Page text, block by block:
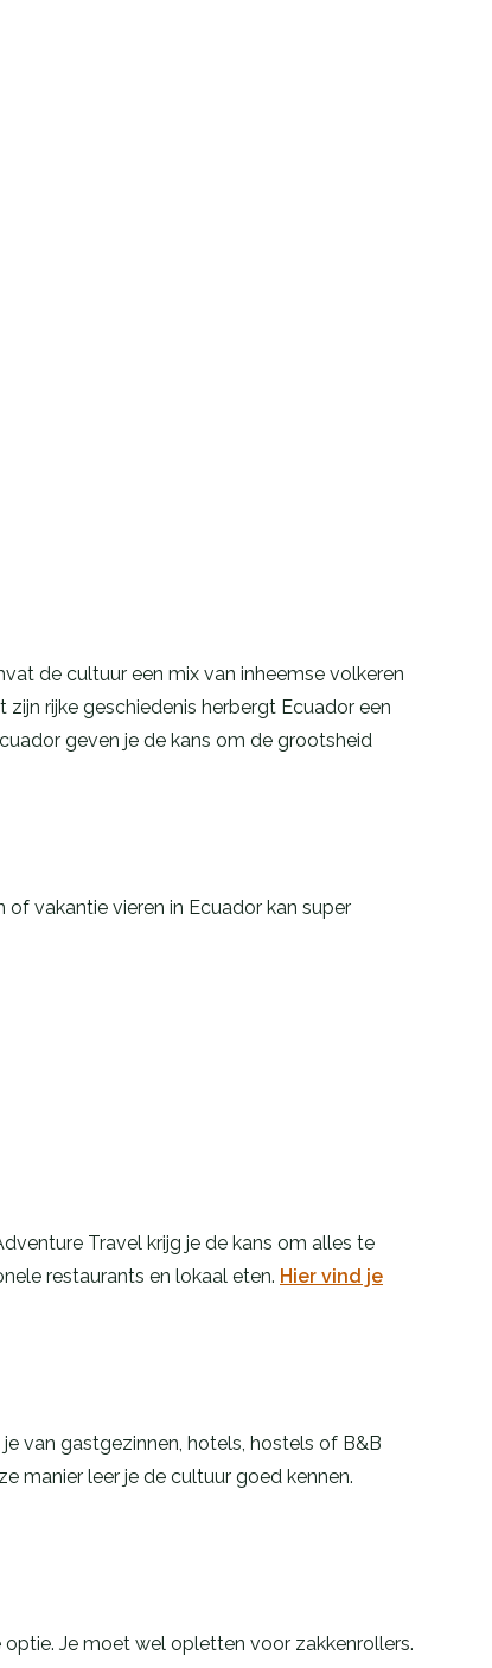
de cultuur een mix van inheemse volkeren
rijke geschiedenis herbergt Ecuador een
geven je de kans om de grootsheid
vakantie vieren in Ecuador kan super
Travel krijg je de kans om alles te
restaurants en lokaal eten. Hier vind je
van gastgezinnen, hotels, hostels of B&B
manier leer je de cultuur goed kennen.
Je moet wel opletten voor zakkenrollers.